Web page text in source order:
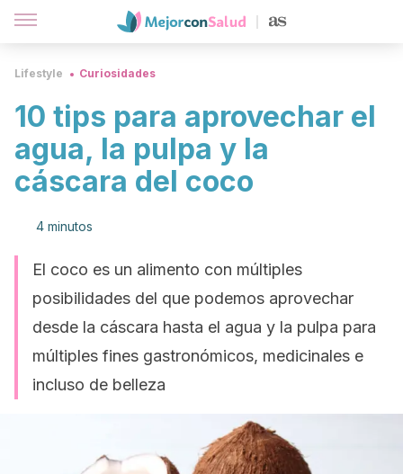
Lifestyle Curiosidades
10 tips para aprovechar el
agua, la pulpa y la
cáscara del coco
4 minutos
El coco es un alimento con múltiples
posibilidades del que podemos aprovechar
desde la cáscara hasta el agua y la pulpa para
múltiples fines gastronómicos, medicinales e
incluso de belleza